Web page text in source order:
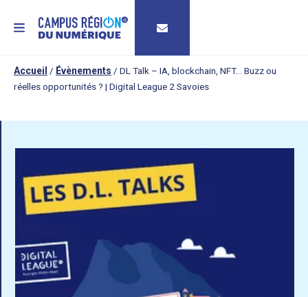
MENU
Accueil / Évènements / DL Talk – IA, blockchain, NFT… Buzz ou
réelles opportunités ? | Digital League 2 Savoies